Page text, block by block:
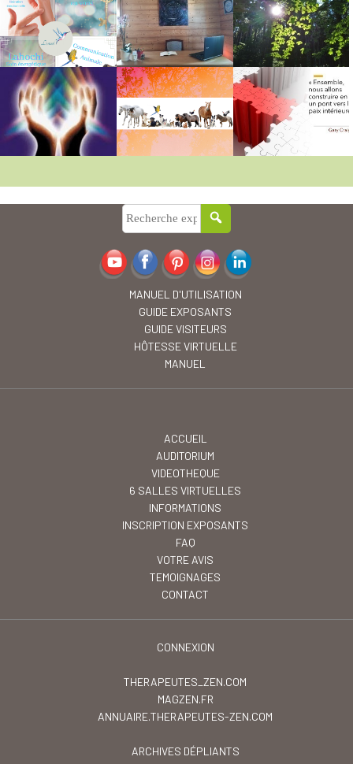
MANUEL D'UTILISATION
GUIDE EXPOSANTS
GUIDE VISITEURS
HÔTESSE VIRTUELLE
MANUEL
ACCUEIL
AUDITORIUM
VIDEOTHEQUE
6 SALLES VIRTUELLES
INFORMATIONS
INSCRIPTION EXPOSANTS
FAQ
VOTRE AVIS
TEMOIGNAGES
CONTACT
CONNEXION
THERAPEUTES_ZEN.COM
MAGZEN.FR
ANNUAIRE.THERAPEUTES-ZEN.COM
ARCHIVES DÉPLIANTS